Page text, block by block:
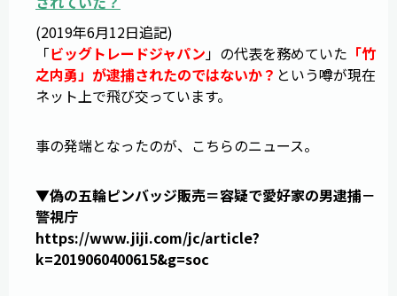
(2019年6月12日追記)
「ビッグトレードジャパン 」の代表を務めていた 「竹
之内勇」が逮捕されたのではないか？ という噂が現在
ネット上で飛び交っています。
事の発端となったのが、こちらのニュース。
▼偽の五輪ピンバッジ販売＝容疑で愛好家の男逮捕－
警視庁
https://www.jiji.com/jc/article?
k=2019060400615&g=soc